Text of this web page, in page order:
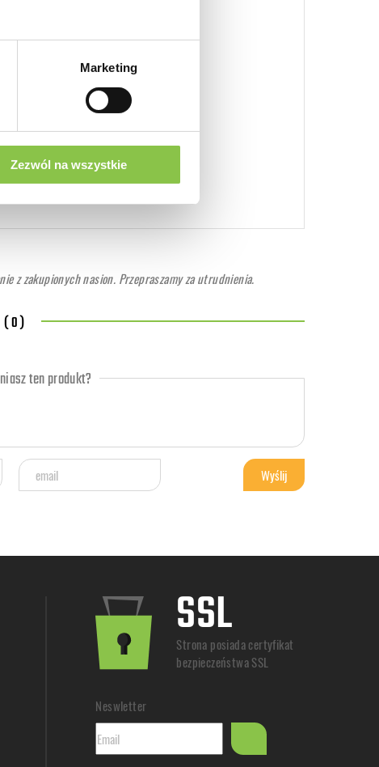
Marketing
Zezwól na wszystkie
0.3%
Feminizowane
z zakupionych nasion. Przepraszamy za utrudnienia.
( 0 )
ten produkt?
SSL
Strona posiada certyfikat
bezpieczeństwa SSL
Neswletter